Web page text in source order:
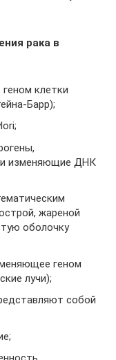
рака в
клетки
Барр);
и изменяющие ДНК
жареной
оболочку
геном
лучи);
собой